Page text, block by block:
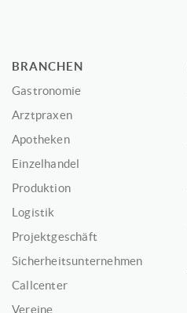
BRANCHEN
Gastronomie
Arztpraxen
Apotheken
Einzelhandel
Produktion
Logistik
Projektgeschäft
Sicherheitsunternehmen
Callcenter
Vereine